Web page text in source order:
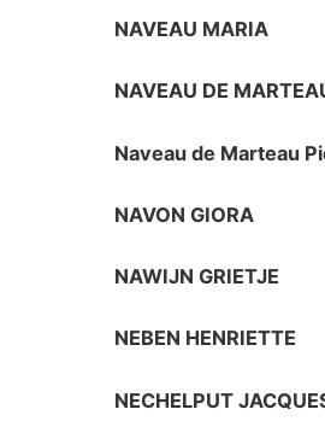
NAVEAU MARIA
NAVEAU DE
Naveau de Marteau
NAVON GIORA
NAWIJN GRIETJE
NEBEN HENRIETTE
NECHELPUT